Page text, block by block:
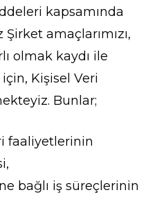
kapsamında
amaçlarımızı,
olmak kaydı ile
Kişisel Veri
Bunlar;
faaliyetlerinin
bağlı iş süreçlerinin